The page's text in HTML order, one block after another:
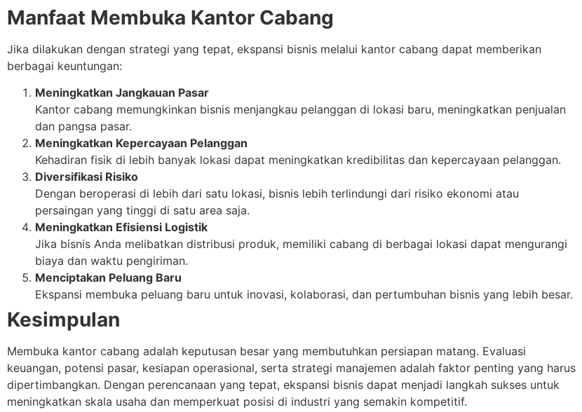
Manfaat Membuka Kantor Cabang
Jika dilakukan dengan strategi yang tepat, ekspansi bisnis melalui kantor cabang dapat memberikan
berbagai keuntungan:
Meningkatkan Jangkauan Pasar
Kantor cabang memungkinkan bisnis menjangkau pelanggan di lokasi baru, meningkatkan penjualan
dan pangsa pasar.
Meningkatkan Kepercayaan Pelanggan
Kehadiran fisik di lebih banyak lokasi dapat meningkatkan kredibilitas dan kepercayaan pelanggan.
Diversifikasi Risiko
Dengan beroperasi di lebih dari satu lokasi, bisnis lebih terlindungi dari risiko ekonomi atau
persaingan yang tinggi di satu area saja.
Meningkatkan Efisiensi Logistik
Jika bisnis Anda melibatkan distribusi produk, memiliki cabang di berbagai lokasi dapat mengurangi
biaya dan waktu pengiriman.
Menciptakan Peluang Baru
Ekspansi membuka peluang baru untuk inovasi, kolaborasi, dan pertumbuhan bisnis yang lebih besar.
Kesimpulan
Membuka kantor cabang adalah keputusan besar yang membutuhkan persiapan matang. Evaluasi
keuangan, potensi pasar, kesiapan operasional, serta strategi manajemen adalah faktor penting yang harus
dipertimbangkan. Dengan perencanaan yang tepat, ekspansi bisnis dapat menjadi langkah sukses untuk
meningkatkan skala usaha dan memperkuat posisi di industri yang semakin kompetitif.